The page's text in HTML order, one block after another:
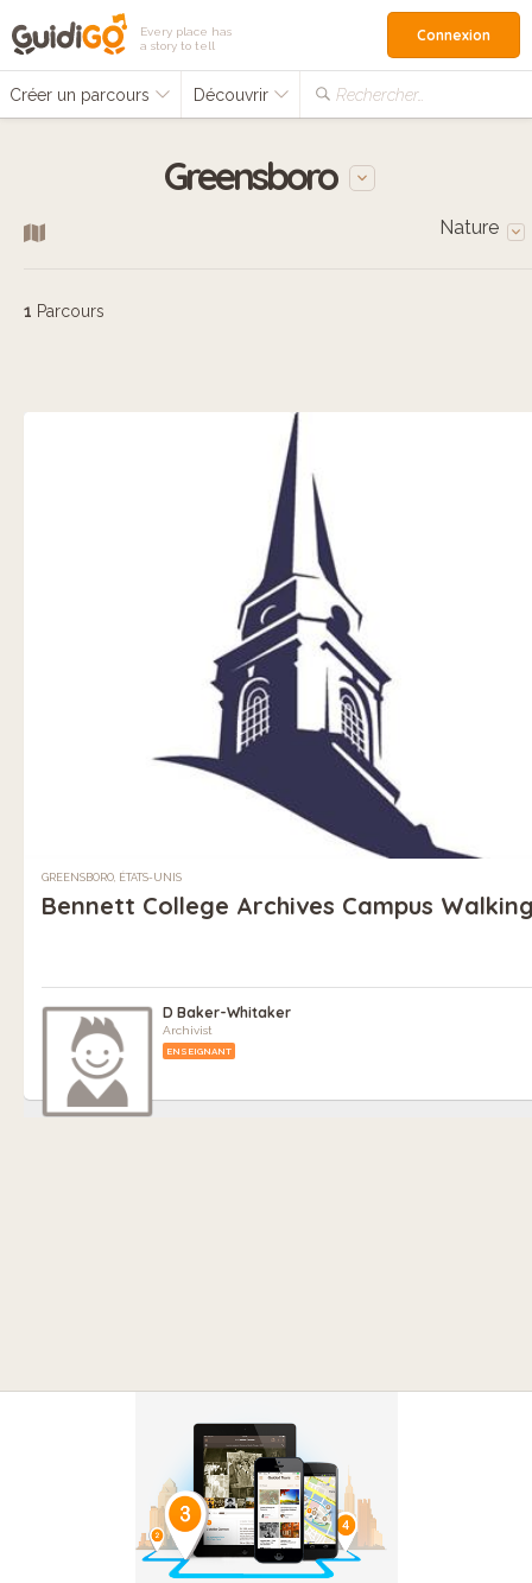
Every place has
a story to tell
Créer un parcours Découvrir Rechercher…
Connexion
Greensboro
Nature
1 Parcours
GREENSBORO, ÉTATS-UNIS
Bennett College Archives Campus
D Baker-Whitaker
Archivist
ENSEIGNANT